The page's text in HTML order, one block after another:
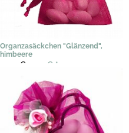
Organzasäckchen "Glänzend",
himbeere
0,40 € 0,29 € *